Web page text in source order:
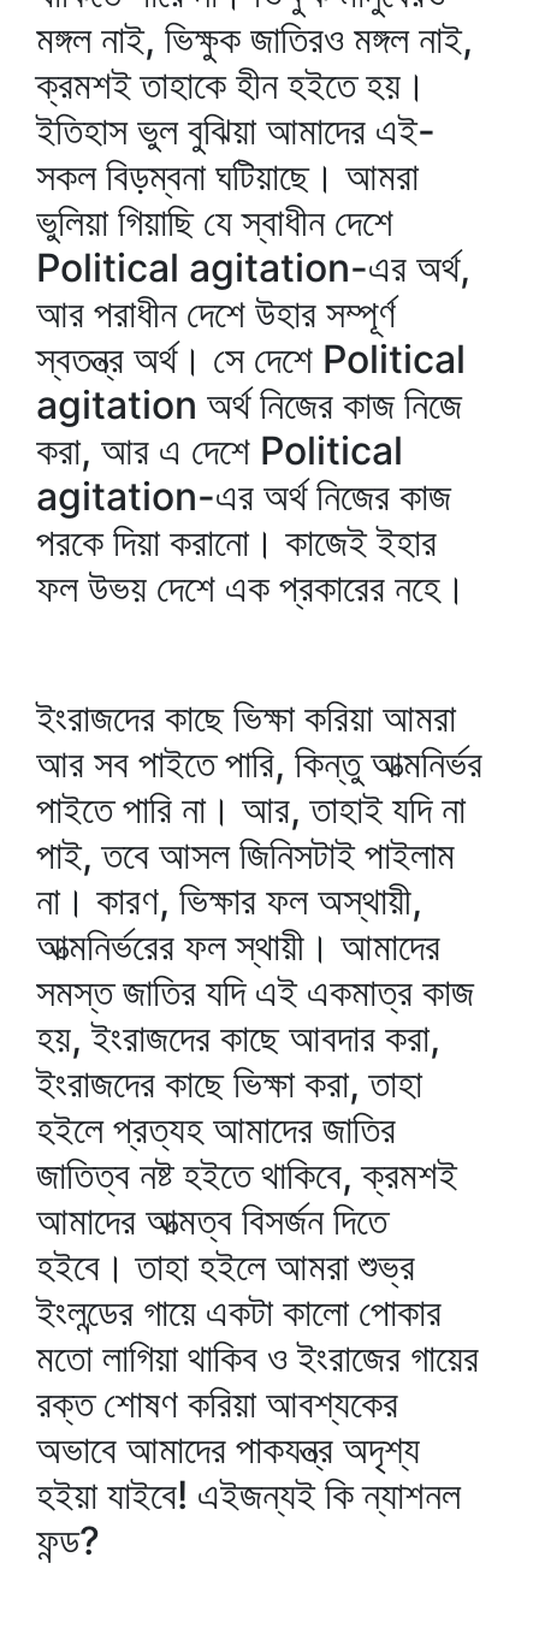
মঙ্গল নাই, ভিক্ষুক জাতিরও মঙ্গল নাই,
ক্রমশই তাহাকে হীন হইতে হয়।
ইতিহাস ভুল বুঝিয়া আমাদের এই-
সকল বিড়ম্বনা ঘটিয়াছে। আমরা
ভুলিয়া গিয়াছি যে স্বাধীন দেশে
Political agitation-এর অর্থ,
আর পরাধীন দেশে উহার সম্পূর্ণ
স্বতন্ত্র অর্থ। সে দেশে Political
agitation অর্থ নিজের কাজ নিজে
করা, আর এ দেশে Political
agitation-এর অর্থ নিজের কাজ
পরকে দিয়া করানো। কাজেই ইহার
ফল উভয় দেশে এক প্রকারের নহে।
ইংরাজদের কাছে ভিক্ষা করিয়া আমরা
আর সব পাইতে পারি, কিন্তু আত্মনির্ভর
পাইতে পারি না। আর, তাহাই যদি না
পাই, তবে আসল জিনিসটাই পাইলাম
না। কারণ, ভিক্ষার ফল অস্থায়ী,
আত্মনির্ভরের ফল স্থায়ী। আমাদের
সমস্ত জাতির যদি এই একমাত্র কাজ
হয়, ইংরাজদের কাছে আবদার করা,
ইংরাজদের কাছে ভিক্ষা করা, তাহা
হইলে প্রত্যহ আমাদের জাতির
জাতিত্ব নষ্ট হইতে থাকিবে, ক্রমশই
আমাদের আত্মত্ব বিসর্জন দিতে
হইবে। তাহা হইলে আমরা শুভ্র
ইংলন্ডের গায়ে একটা কালো পোকার
মতো লাগিয়া থাকিব ও ইংরাজের গায়ের
রক্ত শোষণ করিয়া আবশ্যকের
অভাবে আমাদের পাকযন্ত্র অদৃশ্য
হইয়া যাইবে! এইজন্যই কি ন্যাশনল
ফন্ড?